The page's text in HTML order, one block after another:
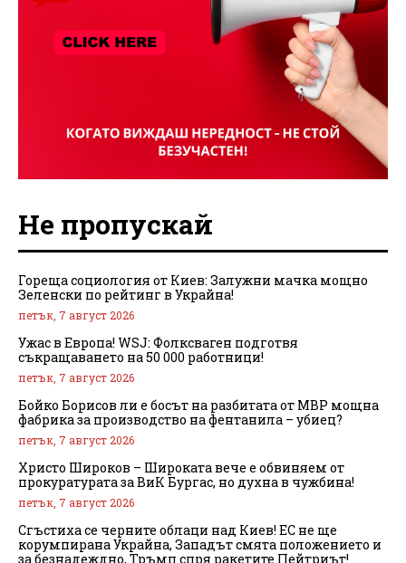
Не пропускай
Гореща социология от Киев: Залужни мачка мощно
Зеленски по рейтинг в Украйна!
петък, 7 август 2026
Ужас в Европа! WSJ: Фолксваген подготвя
съкращаването на 50 000 работници!
петък, 7 август 2026
Бойко Борисов ли е босът на разбитата от МВР мощна
фабрика за производство на фентанила – убиец?
петък, 7 август 2026
Христо Широков – Широката вече е обвиняем от
прокуратурата за ВиК Бургас, но духна в чужбина!
петък, 7 август 2026
Сгъстиха се черните облаци над Киев! ЕС не ще
корумпирана Украйна, Западът смята положението и
за безнадеждно, Тръмп спря ракетите Пейтриът!